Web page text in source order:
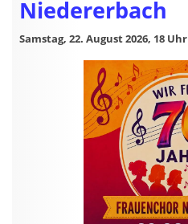
Niedererbach
Samstag, 22. August 2026, 18 Uhr